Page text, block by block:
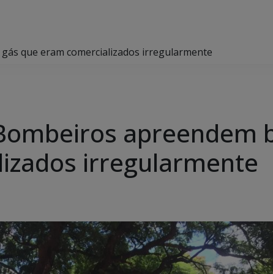
que eram comercializados irregularmente
apreendem
irregularmente